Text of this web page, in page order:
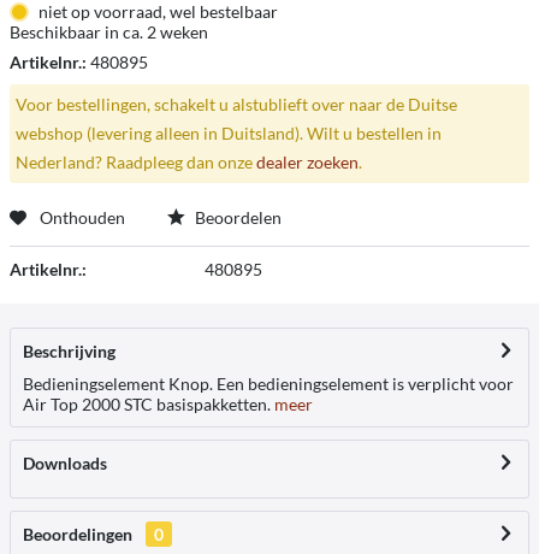
niet op voorraad, wel bestelbaar
Beschikbaar in ca. 2 weken
Artikelnr.: 480895
Voor bestellingen, schakelt u alstublieft over naar de Duitse
webshop (levering alleen in Duitsland). Wilt u bestellen in
Nederland? Raadpleeg dan onzedealer zoeken.
Onthouden Beoordelen
Artikelnr.: 480895
Beschrijving
Bedieningselement Knop. Een bedieningselement is verplicht voor
Air Top 2000 STC basispakketten. meer
Downloads
Beoordelingen
0